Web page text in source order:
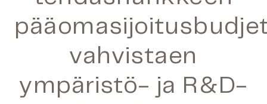
vahvistaen
ympäristö- ja R&D-